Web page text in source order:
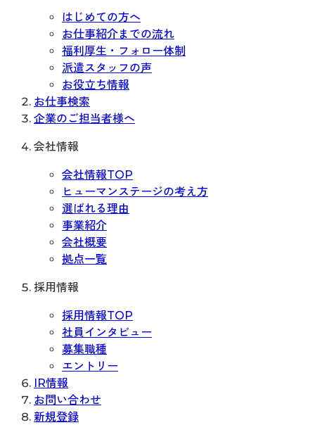
はじめての方へ
お仕事紹介までの流れ
福利厚生・フォロー体制
派遣スタッフの声
お役立ち情報
お仕事検索
企業のご担当者様へ
会社情報
会社情報TOP
ヒューマンステージの考え方
選ばれる理由
事業紹介
会社概要
拠点一覧
採用情報
採用情報TOP
社員インタビュー
募集職種
エントリー
IR情報
お問い合わせ
新規登録